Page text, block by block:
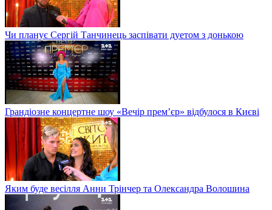
Чи планує Сергій Танчинець заспівати дуетом з донькою
Грандіозне концертне шоу «Вечір прем’єр» відбулося в Києві
Яким буде весілля Анни Трінчер та Олександра Волошина